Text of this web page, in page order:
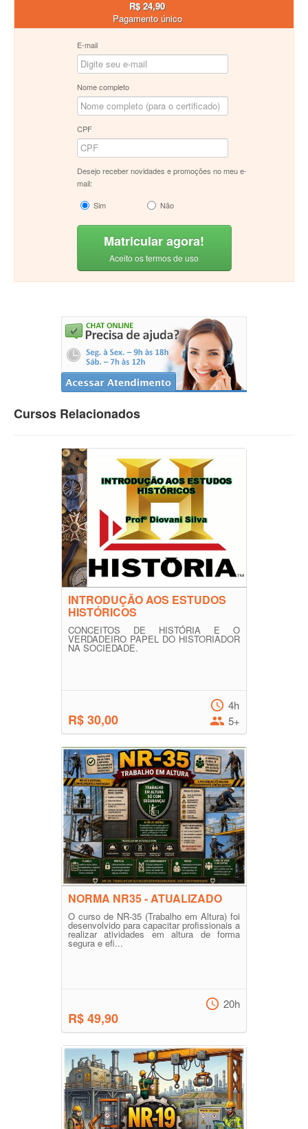
R$ 24,90
Pagamento único
E-mail
Nome completo
CPF
Desejo receber novidades e promoções no meu e-
mail:
Sim
Não
Matricular agora!
Aceito os termos de uso
Cursos Relacionados
INTRODUÇÃO AOS ESTUDOS
HISTÓRICOS
CONCEITOS DE HISTÓRIA E O
VERDADEIRO PAPEL DO HISTORIADOR
NA SOCIEDADE.
R$ 30,00
4h
5+
NORMA NR35 - ATUALIZADO
O curso de NR-35 (Trabalho em Altura) foi
desenvolvido para capacitar profissionais a
realizar atividades em altura de forma
segura e efi...
R$ 49,90
20h